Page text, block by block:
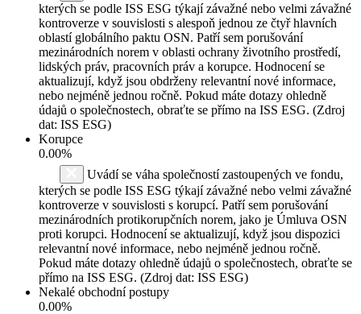
kterých se podle ISS ESG týkají závažné nebo velmi závažné
kontroverze v souvislosti s alespoň jednou ze čtyř hlavních
oblastí globálního paktu OSN. Patří sem porušování
mezinárodních norem v oblasti ochrany životního prostředí,
lidských práv, pracovních práv a korupce. Hodnocení se
aktualizují, když jsou obdrženy relevantní nové informace,
nebo nejméně jednou ročně. Pokud máte dotazy ohledně
údajů o společnostech, obraťte se přímo na ISS ESG. (Zdroj
dat: ISS ESG)
Korupce
0.00%
Uvádí se váha společností zastoupených ve fondu,
kterých se podle ISS ESG týkají závažné nebo velmi závažné
kontroverze v souvislosti s korupcí. Patří sem porušování
mezinárodních protikorupčních norem, jako je Úmluva OSN
proti korupci. Hodnocení se aktualizují, když jsou dispozici
relevantní nové informace, nebo nejméně jednou ročně.
Pokud máte dotazy ohledně údajů o společnostech, obraťte se
přímo na ISS ESG. (Zdroj dat: ISS ESG)
Nekalé obchodní postupy
0.00%